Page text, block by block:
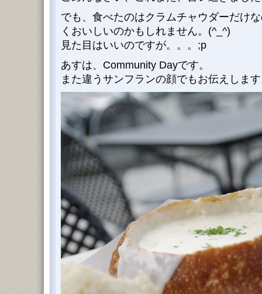
でも、食べたのはクラムチャウダーだけ
くおいしいのかもしれません。(^_^)
見た目はいいのですが。。。;p
あすは、Community Dayです。
また違うサンフランの顔でもお伝えしま